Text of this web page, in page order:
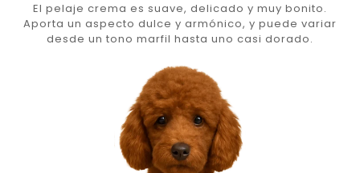
El pelaje crema es suave, delicado y muy bonito.
Aporta un aspecto dulce y armónico, y puede variar
desde un tono marfil hasta uno casi dorado.